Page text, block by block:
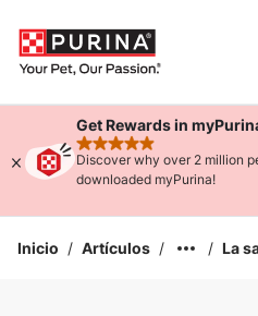
Get Rewards in
rated 4.9 stars
Discover why over 2 million
downloaded myPurina!
Inicio / Artículos / / La